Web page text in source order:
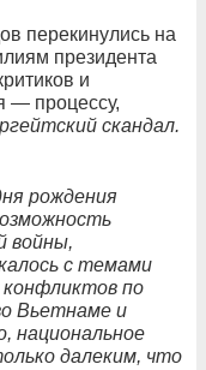
перекинулись на
президента
и
— процессу,
скандал.
рождения
войны,
с темами
по
Вьетнаме и
национальное
далеким, что